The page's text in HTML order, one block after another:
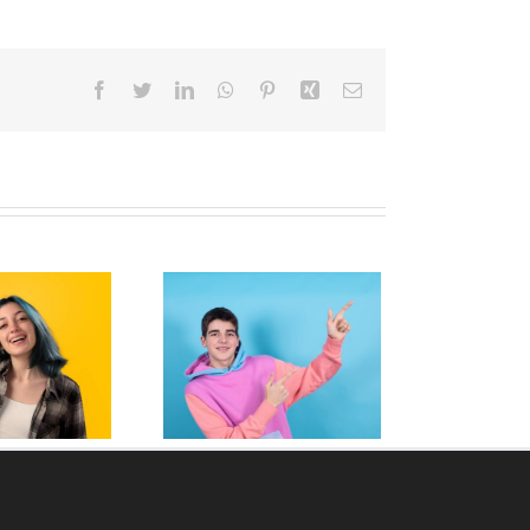
Facebook
TwitterLinkedInWhatsApp
PinterestXing E-
Dein
Schritt ins
Studentenleben